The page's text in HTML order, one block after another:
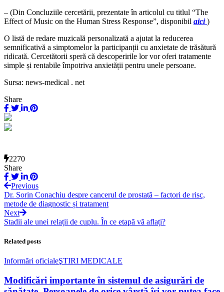
– (Din Concluziile cercetării, prezentate în articolul cu titlul “The
Effect of Music on the Human Stress Response”, disponibil aici)
O listă de redare muzicală personalizată a ajutat la reducerea
semnificativă a simptomelor la participanții cu anxietate de trăsătură
ridicată. Cercetătorii speră că descoperirile lor vor oferi tratamente
simple și rentabile împotriva anxietății pentru unele persoane.
Sursa: news-medical . net
Share
2270
Share
Previous
Dr. Sorin Conachiu despre cancerul de prostată – factori de risc,
metode de diagnostic și tratament
Next
Stadii ale unei relații de cuplu. În ce etapă vă aflați?
Related posts
Informări oficialeŞTIRI MEDICALE
Modificări importante în sistemul de asigurări de